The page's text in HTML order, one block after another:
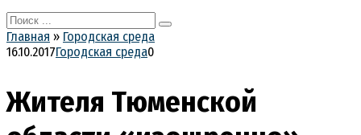
Search
for:
Главная » Городская среда
16.10.2017Городская среда0
Жителя Тюменской